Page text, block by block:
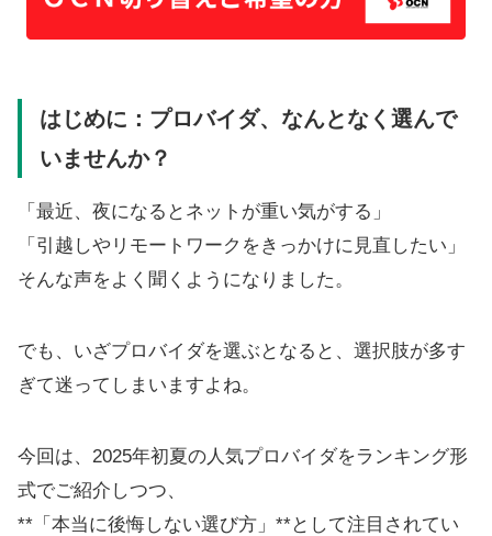
はじめに：プロバイダ、なんとなく選んで
いませんか？
「最近、夜になるとネットが重い気がする」
「引越しやリモートワークをきっかけに見直したい」
そんな声をよく聞くようになりました。
でも、いざプロバイダを選ぶとなると、選択肢が多す
ぎて迷ってしまいますよね。
今回は、2025年初夏の人気プロバイダをランキング形
式でご紹介しつつ、
**「本当に後悔しない選び方」**として注目されてい